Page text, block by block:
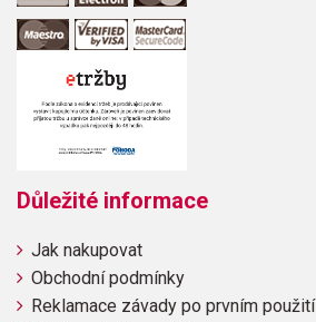
Důležité informace
Jak nakupovat
Obchodní podmínky
Reklamace závady po prvním použití